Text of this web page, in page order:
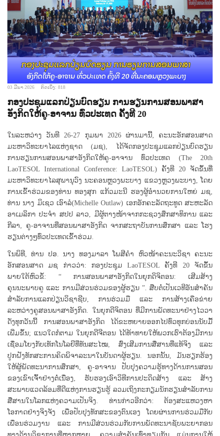
03 ມີນາ 2026 ກົດເບິ່ງ: 818
ກອງປະຊຸມແລກປ່ຽນບົດຮຽນ ການຮຽນການສອນພາສາ
ອັງກິດໃຫ້ຄູ-ອາຈານ ທົ່ວປະເທດ ຄັ້ງທີ 20
ໃນລະຫວ່າງ ວັນທີ 26-27 ກຸມພາ 2026 ຜ່ານມານີ້, ຄະນະອັກສອນສາດ
ມະຫາວິທະຍາໄລແຫ່ງຊາດ (ມຊ), ໄດ້ຈັດກອງປະຊຸມແລກປ່ຽນບົດຮຽນ
ການຮຽນການສອນພາສາອັງກິດໃຫ້ຄູ-ອາຈານ ທົ່ວປະເທດ (The 20th
LaoTESOL International Conference: LaoTESOL) ຄັ້ງທີ 20 ຈັດຂຶ້ນທີ່
ມະຫາວິທະຍາໄລສຸພານຸວົງ ນະຄອນຫຼວງພະບາງ ແຂວງຫຼວງພະບາງ, ໂດຍ
ການເຂົ້າຮ່ວມຂອງທ່ານ ທອງສຸກ ແກ້ວມະນີ ຮອງຜູ້ອໍານວຍການໃຫຍ່ ມຊ,
ທ່ານ ນາງ ມິເຊວ ເອົາລໍ(Michelle Outlaw) ເອກອັກຄະລັດຖະທູດ ສະຫະລັດ
ອາເມລິກາ ປະຈຳ ສປປ ລາວ, ມີຜູ້ຕາງໜ້າຈາກກະຊວງສຶກສາທິການ ແລະ
ກີລາ, ຄູ-ອາຈານທີ່ສອນພາສາອັງກິດ ຈາກສະຖາບັນການສຶກສາ ແລະ ໂຮງ
ຮຽນຕ່າງໆທົ່ວປະເທດເຂົ້າຮ່ວມ.
ໃນພິທີ, ທ່ານ ປອ. ນາງ ທອງມາລາ ໂພສີຄໍາ ຫົວໜ້າຄະນະວິຊາ ຄະນະ
ອັກສອນສາດ ມຊ ກ່າວວ່າ: ກອງປະຊຸມ LaoTESOL ຄັ້ງທີ 20 ຈັດຂຶ້ນ
ພາຍໃຕ້ຫົວຂໍ້: “ ການສອນພາສາອັງກິດໃນຍຸກດິຈິຕອນ: ເສີມສ້າງ
ຄຸນນະພາບຄູ ແລະ ການມີສ່ວນຮ່ວມຂອງຜູ້ຮຽນ ”. ສືບຕໍ່ເປັນເວທີອັນສໍາຄັນ
ສໍາລັບການແລກປ່ຽນວິຊາຊີບ, ການຮ່ວມມື ແລະ ການສ້າງເຄືອຂ່າຍ
ລະຫວ່າງຄູສອນພາສາອັງກິດ. ໃນຍຸກດີຈິຕອນ ທີ່ມີການພັດທະນາຢ່າງໄວວາ
ດັ່ງທຸກວັນນີ້ ການສອນພາສາອັງກິດ ໄດ້ຂະຫຍາຍອອກໄປທົ່ວທຸກບ່ອນນັບມື້
ເພີ່ມຂຶ້ນ; ແນວໃດກໍຕາມ ໃນຍຸກດີຈີຕອນ ໄດ້ທ້າທາຍໃຫ້ພວກເຮົາຕ້ອງມີການ
ເຊື່ອມໂຍງກັບເທັກໂນໂລຍີທີ່ທັນສະໄໝ, ສົ່ງເສີມການສື່ສານທີ່ແທ້ຈິງ ແລະ
ປູກຝັງທັກສະການຄິດພິຈາລະນາໃນບັນດາຜູ້ຮຽນ. ນອກນັ້ນ, ມັນຮຽກຮ້ອງ
ໃຫ້ຜູ້ພັດທະນາການສຶກສາ, ຄູ-ອາຈານ ປັບປຸງຄວາມຮູ້ທາງດ້ານການສອນ
ຂອງເຂົາເຈົ້າຢ່າງຕໍ່ເນື່ອງ, ຮັບຮອງເອົາວິທີການປະດິດສ້າງ ແລະ ສ້າງ
ສະພາບແວດລ້ອມທີ່ດີແຫ່ງການຮຽນຮູ້ ລວມເຖິງກະກຽມນັກຮຽນສໍາລັບການ
ສື່ສານໃນໂລກແຫ່ງຄວາມເປັນຈິງ. ທ່ານກ່າວອີກວ່າ: ຕ້ອງສະແຫວງຫາ
ໂອກາດຢ່າງຈິງຈັງ ເພື່ອປັບປຸງທັກສະຂອງຕົນເອງ ໂດຍຜ່ານການຮ່ວມມືກັບ
ເພື່ອນຮ່ວມງານ ແລະ ການມີສ່ວນຮ່ວມກັບການພັດທະນາຊັບພະຍາກອນ